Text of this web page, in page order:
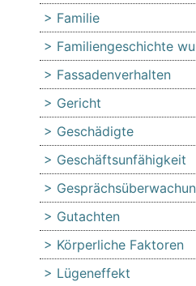
Familie
Familiengeschichte
Fassadenverhalten
Gericht
Geschädigte
Geschäftsunfähigkeit
Gutachten
Körperliche Faktoren
Lügeneffekt